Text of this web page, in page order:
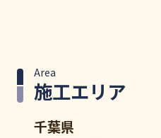
施工エリア
Area
千葉県